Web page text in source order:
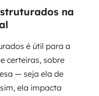
na
é útil para a
certeiras, sobre
— seja ela de
ela impacta